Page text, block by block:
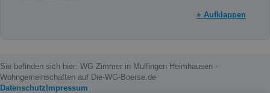
+ Aufklappen
Sie befinden sich hier: WG Zimmer in Mulfingen Heimhausen -
Wohngemeinschaften auf Die-WG-Boerse.de
Datenschutz Impressum